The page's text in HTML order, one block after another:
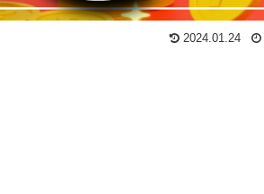
2024.01.24